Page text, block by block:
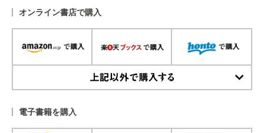
オンライン書店で購入
電子書籍を購入